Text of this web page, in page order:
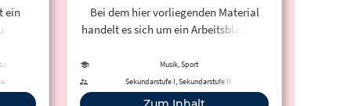
ein
und
Bei dem hier vorliegenden Material
handelt es sich um ein Arbeitsblatt mit
Unterricht" von Julietta Fink" eignet
sich zur weitgehend selbständigen
Erarbeitung des Phänomens der
Musik, Sport
Sekundarstufe I, Sekundarstufe II